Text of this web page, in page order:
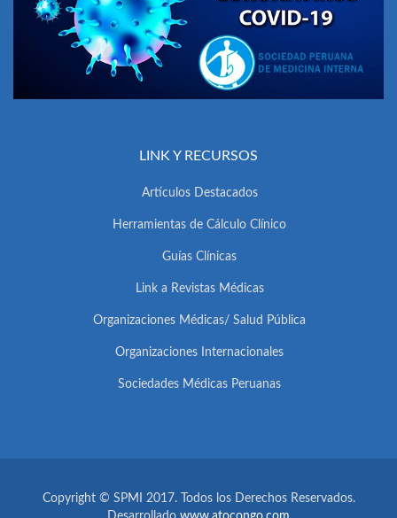
LINK Y RECURSOS
Artículos Destacados
Herramientas de Cálculo Clínico
Guías Clínicas
Link a Revistas Médicas
Organizaciones Médicas/ Salud Pública
Organizaciones Internacionales
Sociedades Médicas Peruanas
Copyright © SPMI 2017. Todos los Derechos Reservados.